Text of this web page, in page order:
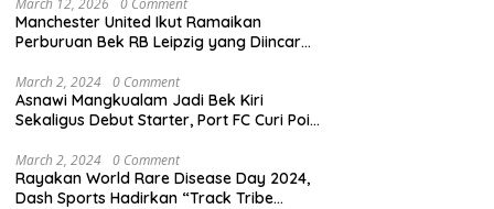
March 12, 2026 0 Comment
Manchester United Ikut Ramaikan
Perburuan Bek RB Leipzig yang Diincar
March 2, 2024 0 Comment
Asnawi Mangkualam Jadi Bek Kiri
Sekaligus Debut Starter, Port FC Curi Poin
March 2, 2024 0 Comment
Rayakan World Rare Disease Day 2024,
Dash Sports Hadirkan “Track Tribe